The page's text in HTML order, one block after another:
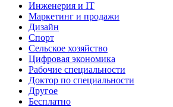
Инженерия и IT
Маркетинг и продажи
Дизайн
Спорт
Сельское хозяйство
Цифровая экономика
Рабочие специальности
Доктор по специальности
Другое
Бесплатно